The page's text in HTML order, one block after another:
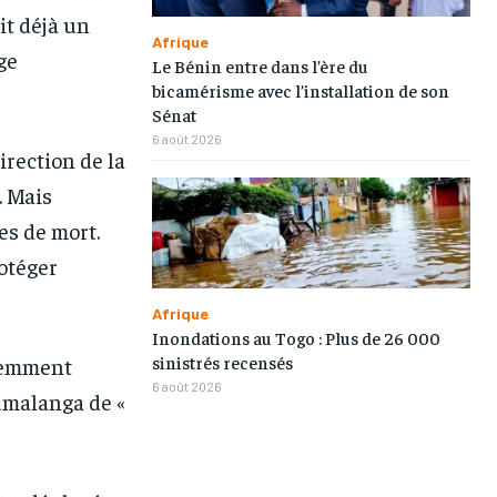
TOGOREGARD
LOMEBOUGEINFO
LEDEFENSEURINFO
228FOOT
ACTU LOMÉ
TOGOREGARD
LOMEBOUGEINFO
LEDEFENSEURINFO
228FOOT
ACTU LOMÉ
TOGOREGARD
LOMEBOUGEINFO
LEDEFENSEURINFO
228FOOT
ACTU LOMÉ
TOGOREGARD
LOMEBOUGEINFO
LEDEFENSEURINFO
228FOOT
ACTU LOMÉ
déjà un
de la
Mais
de mort.
de «
Afrique
Le Bénin entre dans l’ère du
bicamérisme avec l’installation de son
Sénat
6 août 2026
Afrique
Inondations au Togo : Plus de 26 000
sinistrés recensés
6 août 2026